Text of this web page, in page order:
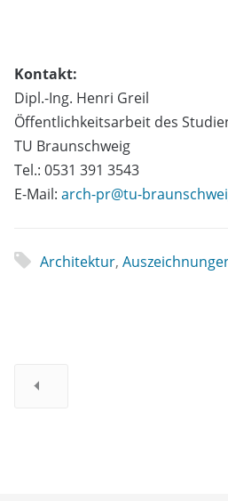
Kontakt:
Dipl.-Ing. Henri Greil
Öffentlichkeitsarbeit des
TU Braunschweig
Tel.: 0531 391 3543
E-Mail: arch-pr@tu-
Architektur,